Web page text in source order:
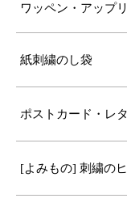
ワッペン・アップ
紙刺繍のし袋
ポストカード・レ
[よみもの] 刺繍の